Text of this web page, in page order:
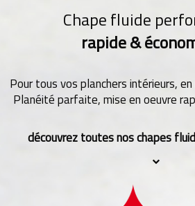
Chape fluide
rapide &
Pour tous vos planchers intérieurs,
Planéité parfaite, mise en oeuvre
découvrez toutes nos chapes